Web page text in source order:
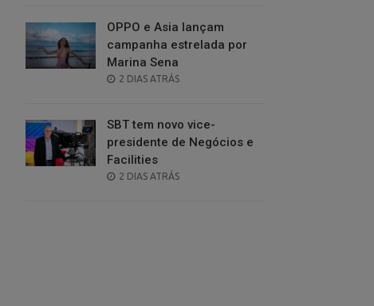
OPPO e Asia lançam
campanha estrelada por
Marina Sena
POSTED
2 DIAS ATRÁS
SBT tem novo vice-
presidente de Negócios e
Facilities
POSTED
2 DIAS ATRÁS